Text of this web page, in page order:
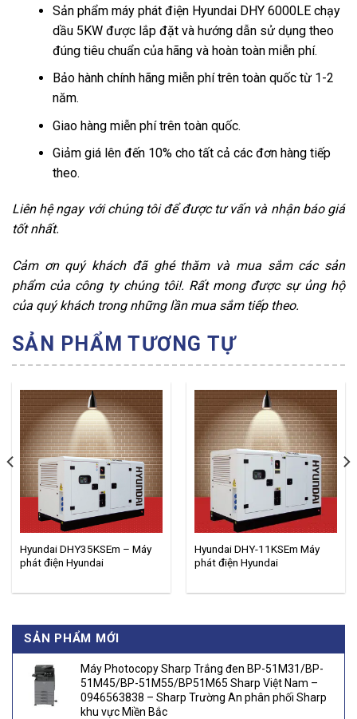
SẢN PHẨM MỚI
Máy Photocopy Sharp Trắng đen BP-51M31/BP-
51M45/BP-51M55/BP51M65 Sharp Việt Nam –
0946563838 – Sharp Trường An phân phối Sharp
khu vực Miền Bắc
Sản phẩm máy phát điện Hyundai DHY 6000LE chạy
dầu 5KW được lắp đặt và hướng dẫn sử dụng theo
đúng tiêu chuẩn của hãng và hoàn toàn miễn phí.
Bảo hành chính hãng miễn phí trên toàn quốc từ 1-2
năm.
Giao hàng miễn phí trên toàn quốc.
Giảm giá lên đến 10% cho tất cả các đơn hàng tiếp
theo.
Liên hệ ngay với chúng tôi để được tư vấn và nhận báo giá
tốt nhất.
Cảm ơn quý khách đã ghé thăm và mua sắm các sản
phẩm của công ty chúng tôi!. Rất mong được sự ủng hộ
của quý khách trong những lần mua sắm tiếp theo.
SẢN PHẨM TƯƠNG TỰ
Hyundai DHY35KSEm – Máy
phát điện Hyundai
Hyundai DHY-11KSEm Máy
phát điện Hyundai